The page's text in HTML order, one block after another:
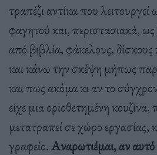
τραπέζι αντίκα που λειτουργεί
φαγητού και, περιστασιακά,
από βιβλία, φάκελους,
και κάνω την σκέψη μήπως
και πως ακόμα κι αν το
είχε μια οριοθετημένη κουζίνα,
μετατραπεί σε χώρο εργασίας,
γραφείο.Αναρωτιέμαι, αν